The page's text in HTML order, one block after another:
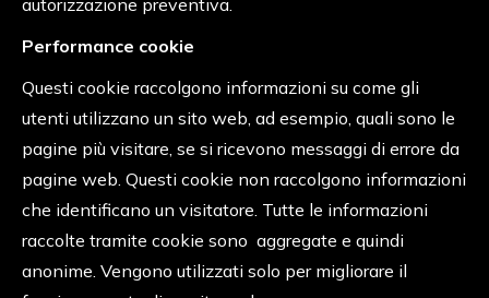
autorizzazione preventiva.
Performance cookie
Questi cookie raccolgono informazioni su come gli
utenti utilizzano un sito web, ad esempio, quali sono le
pagine più visitare, se si ricevono messaggi di errore da
pagine web. Questi cookie non raccolgono informazioni
che identificano un visitatore. Tutte le informazioni
raccolte tramite cookie sono aggregate e quindi
anonime. Vengono utilizzati solo per migliorare il